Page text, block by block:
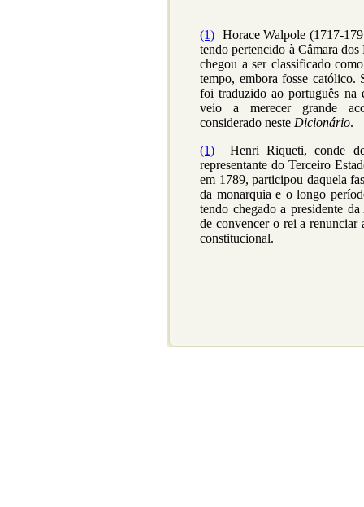
(1) Horace Walpole (1717-
tendo pertencido à Câmara
chegou a ser classificado
tempo, embora fosse
foi traduzido ao português na
veio a merecer grande
considerado neste Dicionário.
(1) Henri Riqueti, conde
representante do Terceiro
em 1789, participou daquela
da monarquia e o longo
tendo chegado a presidente
de convencer o rei a renunciar
constitucional.